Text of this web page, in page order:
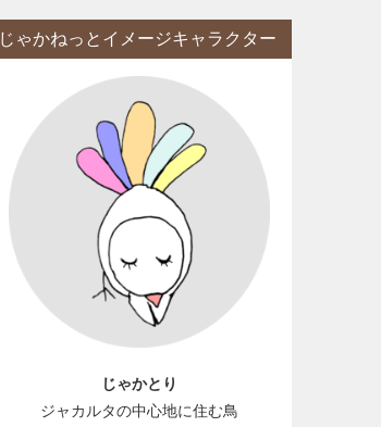
じゃかねっとイメージキャラクター
じゃかとり
ジャカルタの中心地に住む鳥